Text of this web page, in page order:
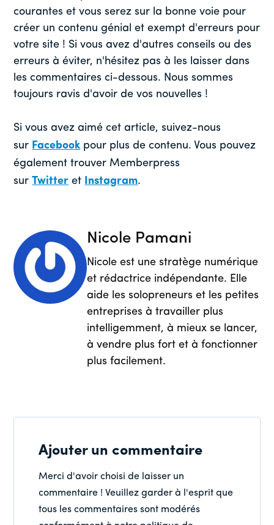
courantes et vous serez sur la bonne voie pour
créer un contenu génial et exempt d'erreurs pour
votre site ! Si vous avez d'autres conseils ou des
erreurs à éviter, n'hésitez pas à les laisser dans
les commentaires ci-dessous. Nous sommes
toujours ravis d'avoir de vos nouvelles !
Si vous avez aimé cet article, suivez-nous
sur Facebookpour plus de contenu. Vous pouvez
également trouver Memberpress
surTwitter et Instagram.
Nicole Pamani
Nicole est une stratège numérique
et rédactrice indépendante. Elle
aide les solopreneurs et les petites
entreprises à travailler plus
intelligemment, à mieux se lancer,
à vendre plus fort et à fonctionner
plus facilement.
Ajouter un commentaire
Merci d'avoir choisi de laisser un
commentaire ! Veuillez garder à l'esprit que
tous les commentaires sont modérés